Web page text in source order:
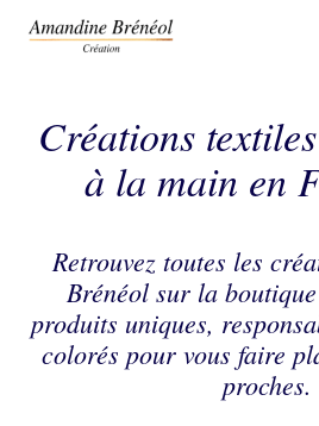
Créations
à la main en
Retrouvez toutes les
Brénéol sur la
produits uniques,
colorés pour vous faire
proches.